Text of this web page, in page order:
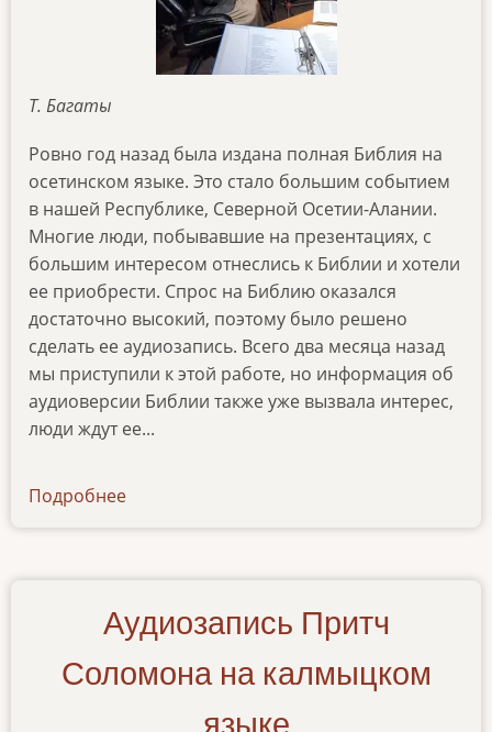
Т. Багаты
Ровно год назад была издана полная Библия на
осетинском языке. Это стало большим событием
в нашей Республике, Северной Осетии-Алании.
Многие люди, побывавшие на презентациях, с
большим интересом отнеслись к Библии и хотели
ее приобрести. Спрос на Библию оказался
достаточно высокий, поэтому было решено
сделать ее аудиозапись. Всего два месяца назад
мы приступили к этой работе, но информация об
аудиоверсии Библии также уже вызвала интерес,
люди ждут ее...
Подробнее
Аудиозапись Притч
Соломона на калмыцком
языке